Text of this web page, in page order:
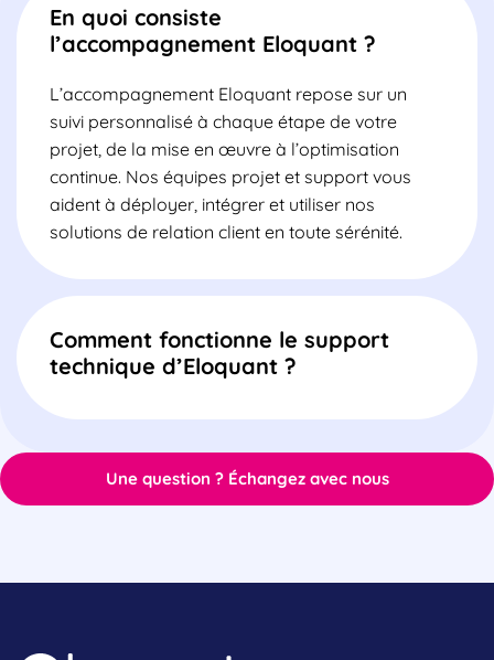
En quoi consiste
l’accompagnement Eloquant ?
L’accompagnement Eloquant repose sur un
suivi personnalisé à chaque étape de votre
projet, de la mise en œuvre à l’optimisation
continue. Nos équipes projet et support vous
aident à déployer, intégrer et utiliser nos
solutions de relation client en toute sérénité.
Comment fonctionne le support
technique d’Eloquant ?
Une question ? Échangez avec nous